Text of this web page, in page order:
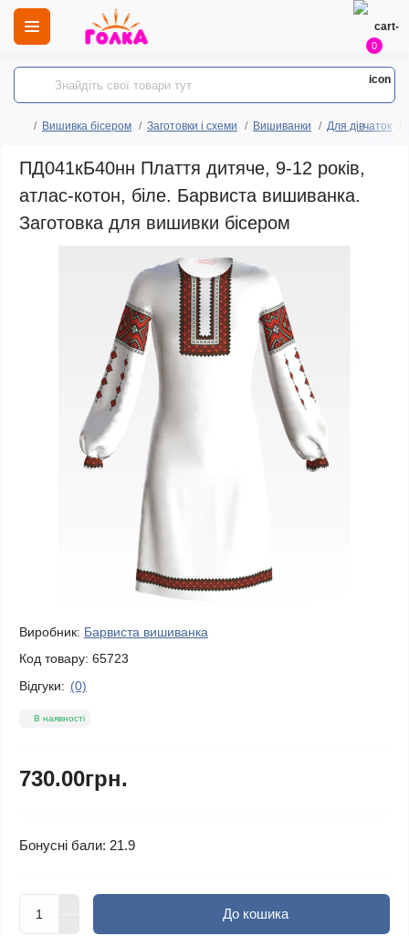
0
Вишивка бісером Заготовки і схеми Вишиванки Для дівчаток
ПД041кБ40нн Плаття дитяче, 9-12 років,
атлас-котон, біле. Барвиста вишиванка.
Заготовка для вишивки бісером
Виробник: Барвиста вишиванка
Код товару: 65723
Відгуки: (0)
В наявності
730.00грн.
Бонусні бали: 21.9
До кошика